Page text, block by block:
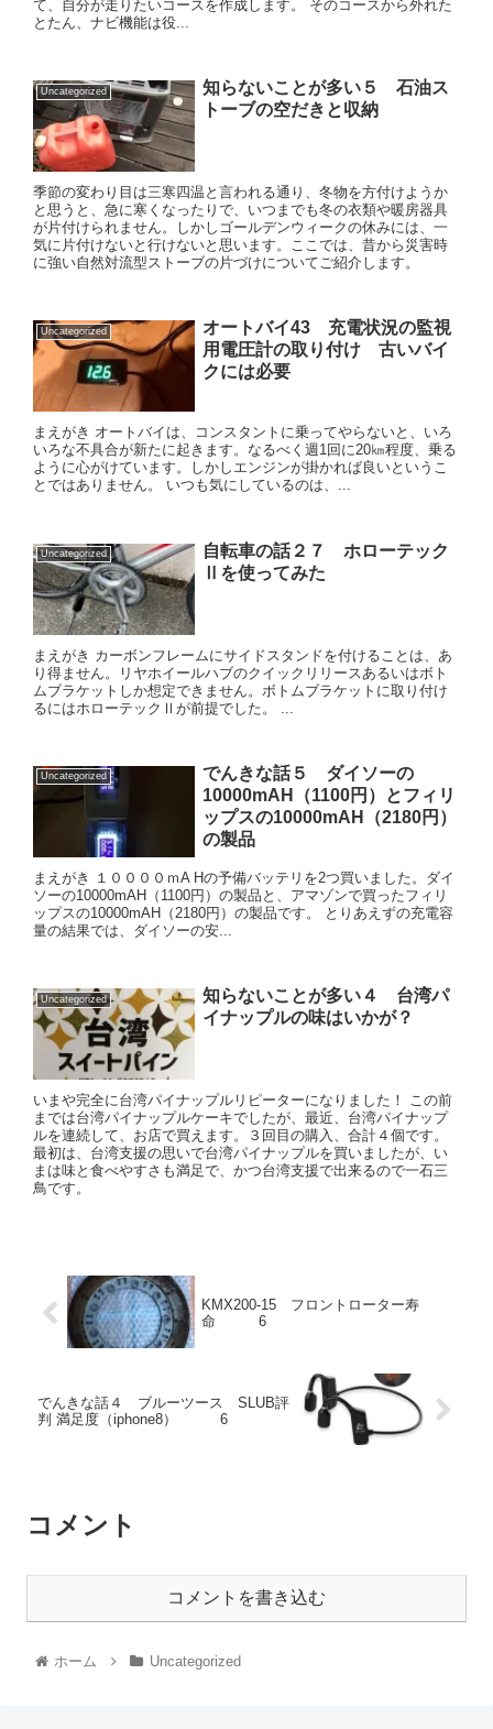
て、自分が走りたいコースを作成します。 そのコースから外れた
とたん、ナビ機能は役...
Uncategorized
知らないことが多い５ 石油ス
トーブの空だきと収納
季節の変わり目は三寒四温と言われる通り、冬物を方付けようか
と思うと、急に寒くなったりで、いつまでも冬の衣類や暖房器具
が片付けられません。しかしゴールデンウィークの休みには、一
気に片付けないと行けないと思います。ここでは、昔から災害時
に強い自然対流型ストーブの片づけについてご紹介します。
Uncategorized
オートバイ43 充電状況の監視
用電圧計の取り付け 古いバイ
クには必要
まえがき オートバイは、コンスタントに乗ってやらないと、いろ
いろな不具合が新たに起きます。なるべく週1回に20㎞程度、乗る
ように心がけています。しかしエンジンが掛かれば良いというこ
とではありません。 いつも気にしているのは、...
Uncategorized
自転車の話２７ ホローテック
Ⅱを使ってみた
まえがき カーボンフレームにサイドスタンドを付けることは、あ
り得ません。リヤホイールハブのクイックリリースあるいはボト
ムブラケットしか想定できません。ボトムブラケットに取り付け
るにはホローテックⅡが前提でした。 ...
Uncategorized
でんきな話５ ダイソーの
10000mAH（1100円）とフィリ
ップスの10000mAH（2180円）
の製品
まえがき １００００ｍA Hの予備バッテリを2つ買いました。ダイ
ソーの10000mAH（1100円）の製品と、アマゾンで買ったフィリ
ップスの10000mAH（2180円）の製品です。 とりあえずの充電容
量の結果では、ダイソーの安...
Uncategorized
知らないことが多い４ 台湾パ
イナップルの味はいかが？
いまや完全に台湾パイナップルリピーターになりました！ この前
までは台湾パイナップルケーキでしたが、最近、台湾パイナップ
ルを連続して、お店で買えます。３回目の購入、合計４個です。
最初は、台湾支援の思いで台湾パイナップルを買いましたが、い
まは味と食べやすさも満足で、かつ台湾支援で出来るので一石三
鳥です。
KMX200-15 フロントローター寿
命 6
でんきな話４ ブルーツース SLUB評
判 満足度（iphone8） 6
コメント
コメントを書き込む
ホーム Uncategorized